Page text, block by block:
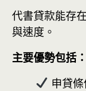
代書貸款能存
與速度。
主要優勢包括：
申貸